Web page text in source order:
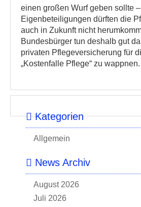
einen großen Wurf geben sollte
Eigenbeteiligungen dürften die
auch in Zukunft nicht
Bundesbürger tun deshalb gut
privaten Pflegeversicherung für
„Kostenfalle Pflege“ zu wappnen.
Kategorien
Allgemein
News Archiv
August 2026
Juli 2026